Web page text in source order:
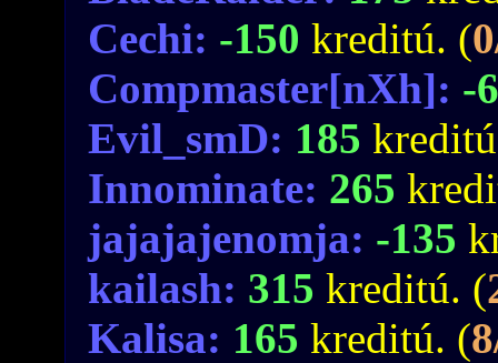
Cechi: -150 kreditú. (
Compmaster[nXh]: -
Evil_smD: 185
Innominate: 265
jajajajenomja: -135
kailash: 315 kreditú. (
Kalisa: 165 kreditú. (